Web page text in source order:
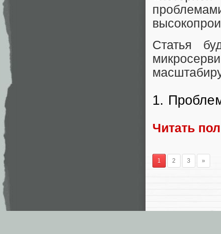
Статья
1.
Читать
1 2 3 »